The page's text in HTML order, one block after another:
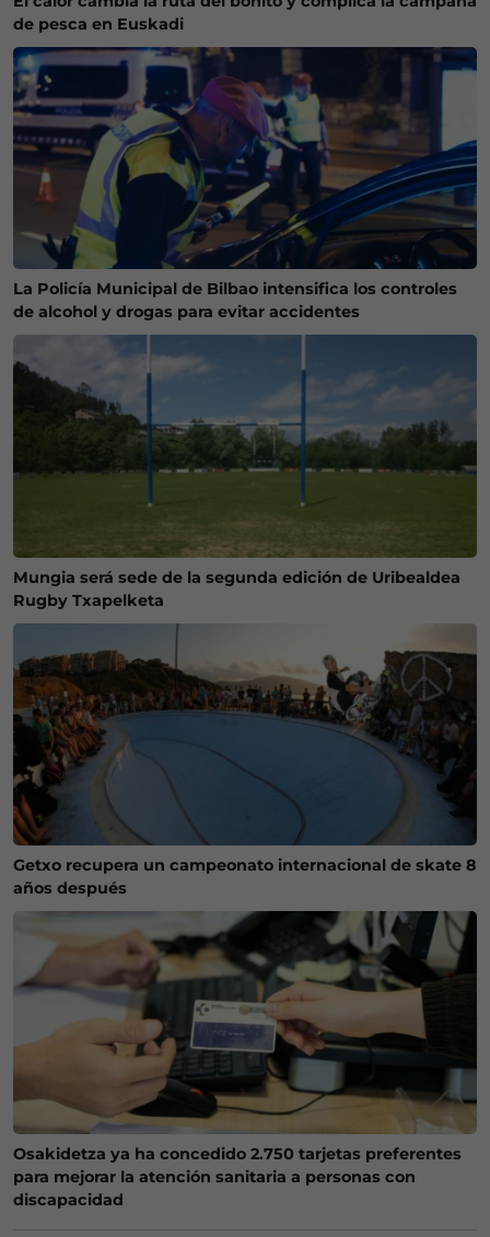
de pesca en Euskadi
La Policía Municipal de Bilbao intensifica los controles
de alcohol y drogas para evitar accidentes
Mungia será sede de la segunda edición de Uribealdea
Rugby Txapelketa
Getxo recupera un campeonato internacional de skate 8
años después
Osakidetza ya ha concedido 2.750 tarjetas preferentes
para mejorar la atención sanitaria a personas con
discapacidad